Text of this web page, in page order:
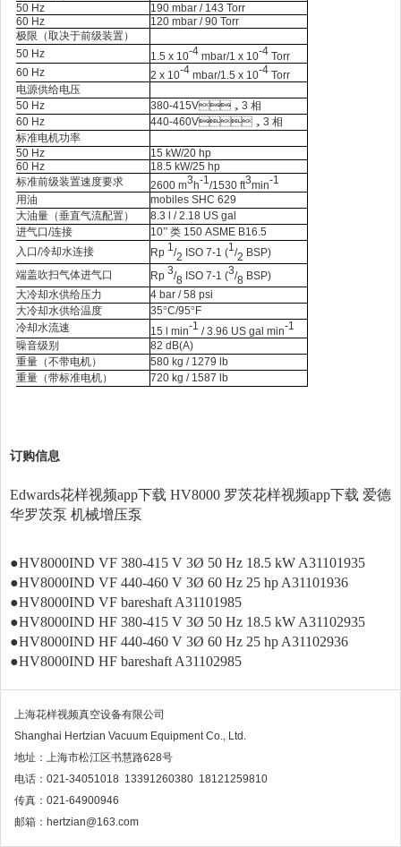
50 Hz
190 mbar / 143 Torr
60 Hz
120 mbar / 90 Torr
极限（取决于前级装置）
50 Hz
1.5 x 10-4 mbar/1 x 10-4 Torr
60 Hz
2 x 10-4 mbar/1.5 x 10-4 Torr
电源供给电压
50 Hz
380-415V，3相
60 Hz
440-460V，3相
标准电机功率
50 Hz
15 kW/20 hp
60 Hz
18.5 kW/25 hp
标准前级装置速度要求
2600 m3h-1/1530 ft3min-1
用油
mobiles SHC 629
大油量（垂直气流配置）
8.3 l / 2.18 US gal
进气口/连接 10” 类 150 ASME B16.5
入口/冷却水连接 Rp 1/2 ISO 7-1 (1/2 BSP)
端盖吹扫气体进气口
Rp3/8 ISO 7-1 (3/8 BSP)
大冷却水供给压力
4 bar / 58 psi
大冷却水供给温度
35°C/95° F
冷却水流速
15 l min-1 / 3.96 US gal min-1
噪音级别
82 dB(A)
重量（不带电机）
580 kg / 1279 lb
重量（带标准电机）
720 kg / 1587 lb
订购信息
Edwards花样视频app下载 HV8000 罗茨花样视频app下载 爱德
华罗茨泵 机械增压泵
●HV8000IND VF 380-415 V 3Ø 50 Hz 18.5 kW A31101935
●HV8000IND VF 440-460 V 3Ø 60 Hz 25 hp A31101936
●HV8000IND VF bareshaft A31101985
●HV8000IND HF 380-415 V 3Ø 50 Hz 18.5 kW A31102935
●HV8000IND HF 440-460 V 3Ø 60 Hz 25 hp A31102936
●HV8000IND HF bareshaft A31102985
上海花样视频真空设备有限公司
Shanghai Hertzian Vacuum Equipment Co., Ltd.
地址：上海市松江区书慧路628号
电话：021-34051018 13391260380 18121259810
传真：021-64900946
邮箱：hertzian@163.com